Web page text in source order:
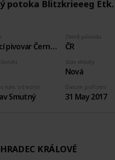
potoka Blitzkrieeeg Etk.
Létající pivovar Černý potoka
Země původu
ČR
kde, od koho
Smutný
Stav etikety
Nová
Datum pořízení
31 May 2017
KRÁLOVÉ